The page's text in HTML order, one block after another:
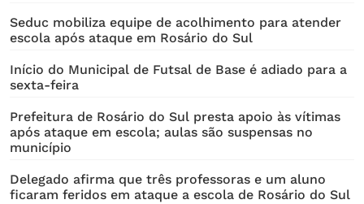
Seduc mobiliza equipe de acolhimento para atender
escola após ataque em Rosário do Sul
Início do Municipal de Futsal de Base é adiado para a
sexta-feira
Prefeitura de Rosário do Sul presta apoio às vítimas
após ataque em escola; aulas são suspensas no
município
Delegado afirma que três professoras e um aluno
ficaram feridos em ataque a escola de Rosário do Sul